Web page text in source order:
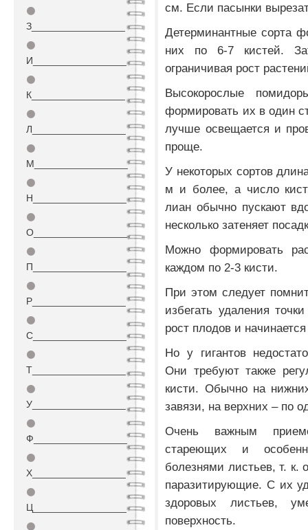
⚫
З_________________
⚫
И_________________
⚫
К_________________
⚫
Л_________________
⚫
М_________________
⚫
Н_________________
⚫
О_________________
⚫
П_________________
⚫
Р_________________
⚫
С_________________
⚫
Т_________________
⚫
У_________________
⚫
Ф_________________
⚫
Х_________________
⚫
Ц_________________
⚫
см. Если пасынки
Детерминантные сорта
них по 6-7 кистей.
ограничивая рост
Высокорослые
формировать их в один
лучше освещается и
проще.
У некоторых сортов
м и более, а число
лиан обычно пускают
несколько затеняет
Можно формировать
каждом по 2-3 кисти.
При этом следует
избегать удаления
рост плодов и
Но у гигантов
Они требуют также
кисти. Обычно на
завязи, на верхних – по
Очень важным
стареющих и
болезнями листьев, т.
паразитирующие. С их
здоровых листьев,
поверхность.